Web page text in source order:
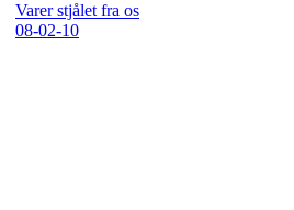
Varer stjålet fra os
08-02-10